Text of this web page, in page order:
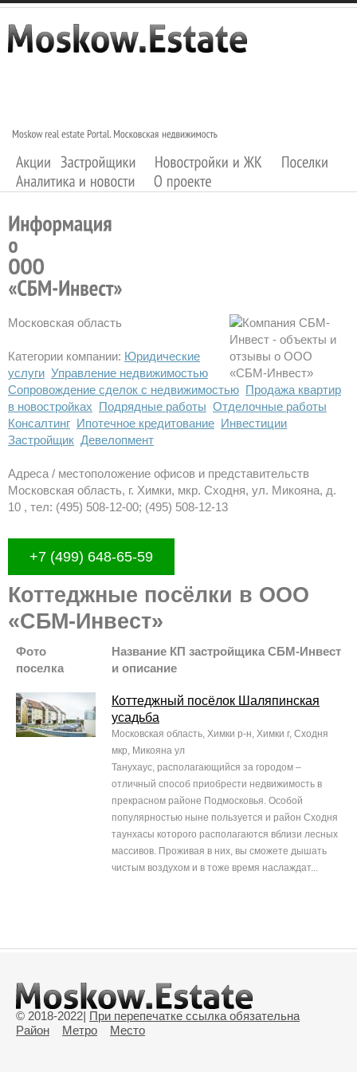
Московская область
Категории компании: Юридические
услуги Управление недвижимостью
Сопровождение сделок с недвижимостью Продажа квартир
в новостройках Подрядные работы Отделочные работы
Консалтинг Ипотечное кредитование Инвестиции
Застройщик Девелопмент
Адреса / местоположение офисов и представительств
Московская область, г. Химки, мкр. Сходня, ул. Микояна, д.
10 , тел: (495) 508-12-00; (495) 508-12-13
+7 (499) 648-65-59
Коттеджные посёлки в ООО
«СБМ-Инвест»
Фото
поселка
Название КП застройщика СБМ-Инвест
и описание
Коттеджный посёлок Шаляпинская
усадьба
Московская область, Химки р-н, Химки г, Сходня
мкр, Микояна ул
Танухаус, располагающийся за городом –
отличный способ приобрести недвижимость в
прекрасном районе Подмосковья. Особой
популярностью ныне пользуется и район Сходня
таунхасы которого располагаются вблизи лесных
массивов. Проживая в них, вы сможете дышать
чистым воздухом и в тоже время наслаждат...
© 2018-2022| При перепечатке ссылка обязательна
Район
Метро Место